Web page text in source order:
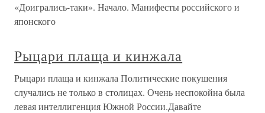
«Доигрались-таки». Начало. Манифесты российского и
японского
Рыцари плаща и кинжала
Рыцари плаща и кинжала Политические покушения
случались не только в столицах. Очень неспокойна была
левая интеллигенция Южной России.Давайте